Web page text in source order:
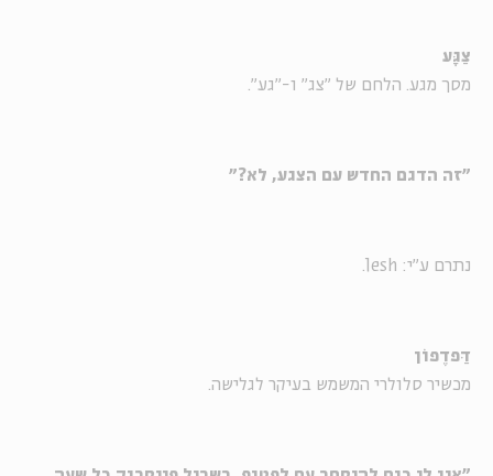
צַגָּע
מסך מגע. הלחם של "צג" ו-"גע".
"זה הדגם החדש עם הצגע, לא?"
נתרם ע"י: lesh.
דַּפדֶפוֹן
מכשיר סלולרי המשמש בעיקר לגלישה.